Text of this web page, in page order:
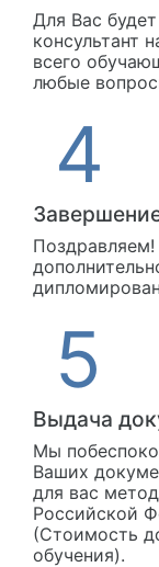
Для Вас
консультант
всего
любые
Выдача
Мы
Ваших
для вас
Российской
(Стоимость
обучения).